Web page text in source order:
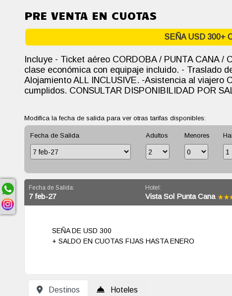
PRE VENTA EN CUOTAS
SEÑA USD 300+
Incluye - Ticket aéreo CORDOBA / PUNTA CANA /
clase económica con equipaje incluido. - Traslado
Alojamiento ALL INCLUSIVE. -Asistencia al viajero
cumplidos. CONSULTAR DISPONIBILIDAD POR
Modifica la fecha de salida para ver otras tarifas disponibles:
Fecha de Salida Adultos Menores
Fecha de Salida:
7 feb-27
Hotel:
Vista Sol Punta Cana
SEÑA DE USD 300
+ SALDO EN CUOTAS FIJAS HASTA ENERO
Destinos Hoteles